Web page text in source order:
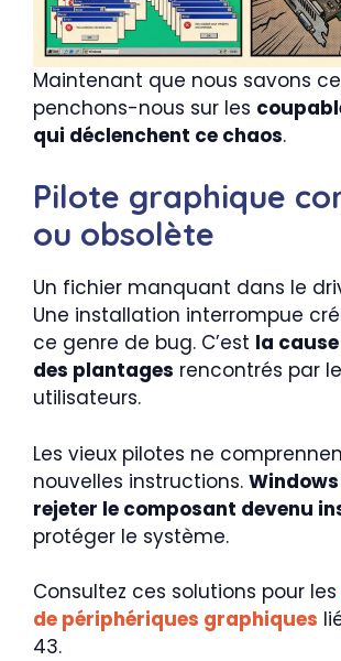
Maintenant que nous savons
penchons-nous sur les
qui déclenchent ce chaos.
Pilote graphique
ou obsolète
Un fichier manquant dans le
Une installation interrompue
ce genre de bug. C’est la
des plantages rencontrés par
utilisateurs.
Les vieux pilotes ne
nouvelles instructions.
rejeter le composant devenu
protéger le système.
Consultez ces solutions pour les
de périphériques graphiques
43.